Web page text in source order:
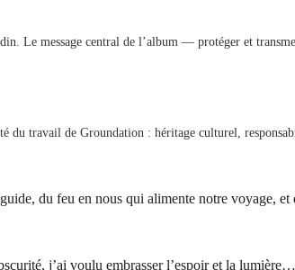
Le message central de l’album — protéger et
du travail de Groundation : héritage culturel,
du feu en nous qui alimente notre voyage, et
j’ai voulu embrasser l’espoir et la